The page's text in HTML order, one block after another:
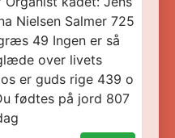
Nielsen Salmer 725
49 Ingen er så
over livets
er guds rige 439 o
fødtes på jord 807